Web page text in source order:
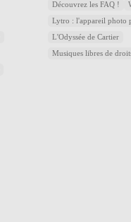
Découvrez les FAQ !
Lytro : l'appareil photo
L'Odyssée de Cartier
Musiques libres de